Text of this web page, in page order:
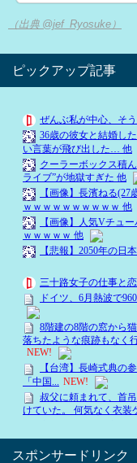
（出典 @jef_Ryosuke）
ピックアップ記事
スポンサードリンク